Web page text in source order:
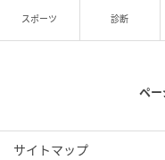
実は、「▲^●÷▲^□
数の引き算をすると
※▲≠0で、●と□は整数
スポーツ 診断
ペー
サイトマップ